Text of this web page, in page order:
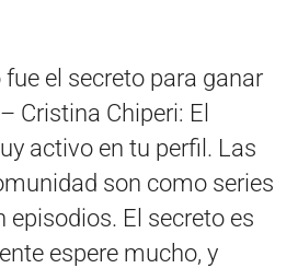
el secreto para ganar
Cristina Chiperi: El
activo en tu perfil. Las
son como series
episodios. El secreto es
espere mucho, y